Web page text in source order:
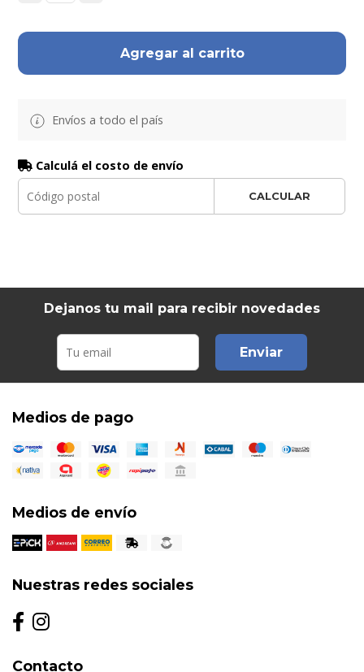
Agregar al carrito
Envíos a todo el país
Calculá el costo de envío
CALCULAR
Dejanos tu mail para recibir novedades
Enviar
Medios de pago
Medios de envío
Nuestras redes sociales
Contacto